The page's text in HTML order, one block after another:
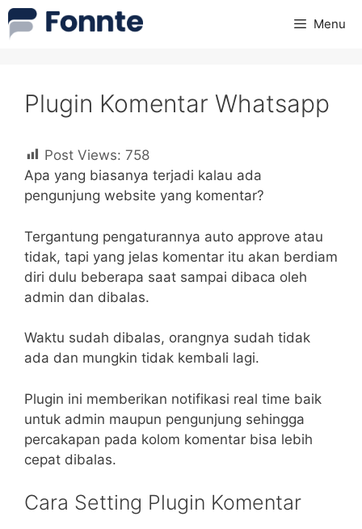
Skip
to
Menu
Plugin Komentar Whatsapp
Post Views: 758
Apa yang biasanya terjadi kalau ada
pengunjung website yang komentar?
Tergantung pengaturannya auto approve atau
tidak, tapi yang jelas komentar itu akan berdiam
diri dulu beberapa saat sampai dibaca oleh
admin dan dibalas.
Waktu sudah dibalas, orangnya sudah tidak
ada dan mungkin tidak kembali lagi.
Plugin ini memberikan notifikasi real time baik
untuk admin maupun pengunjung sehingga
percakapan pada kolom komentar bisa lebih
cepat dibalas.
Cara Setting Plugin Komentar